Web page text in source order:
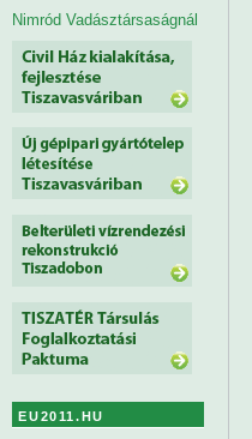
Nimród Vadásztársaságnál
EU2011.HU